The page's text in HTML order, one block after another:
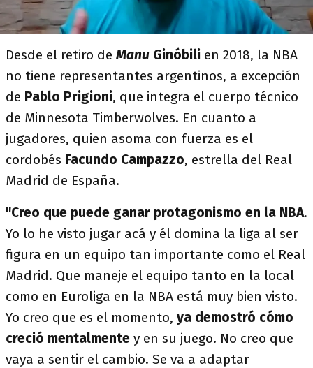
Desde el retiro de Manu Ginóbili en 2018, la NBA
no tiene representantes argentinos, a excepción
de Pablo Prigioni, que integra el cuerpo técnico
de Minnesota Timberwolves. En cuanto a
jugadores, quien asoma con fuerza es el
cordobés Facundo Campazzo, estrella del Real
Madrid de España.
"Creo que puede ganar protagonismo en la NBA.
Yo lo he visto jugar acá y él domina la liga al ser
figura en un equipo tan importante como el Real
Madrid. Que maneje el equipo tanto en la local
como en Euroliga en la NBA está muy bien visto.
Yo creo que es el momento, ya demostró cómo
creció mentalmente y en su juego. No creo que
vaya a sentir el cambio. Se va a adaptar